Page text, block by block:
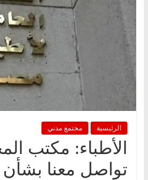
الرئيسية مجتمع مدني
الأطباء: مكتب
تواصل معنا